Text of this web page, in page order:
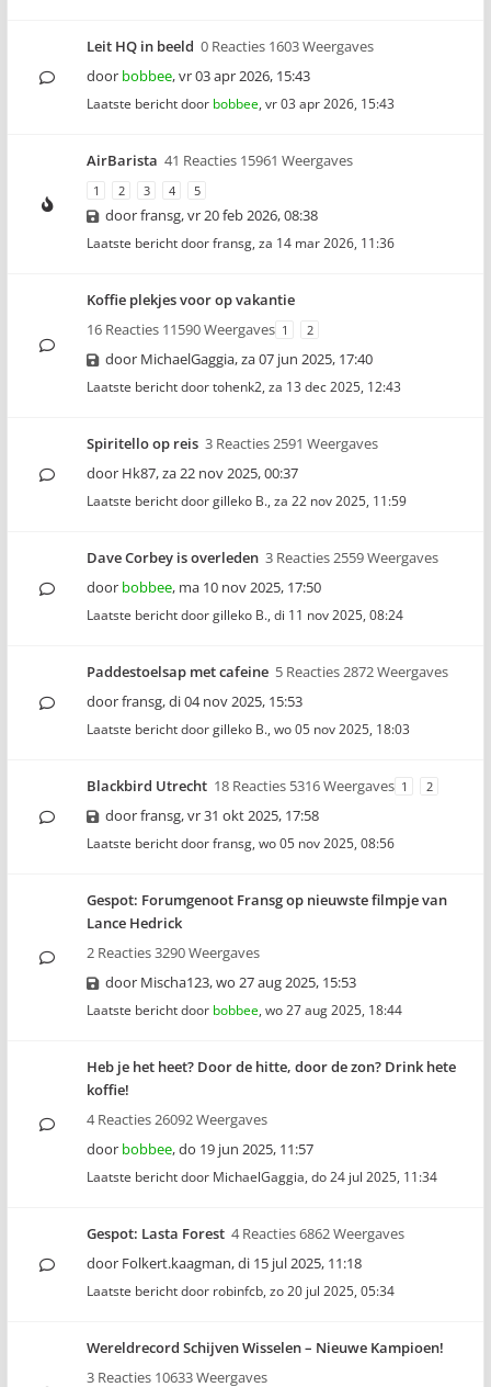
Leit HQ in beeld 0 Reacties 1603 Weergaves
door bobbee,vr 03 apr 2026, 15:43
Laatste bericht door bobbee, vr 03 apr 2026, 15:43
AirBarista 41 Reacties 15961 Weergaves
1 2 3 4 5
doorfransg,vr 20 feb 2026, 08:38
Laatste bericht doorfransg, za 14 mar 2026, 11:36
Koffie plekjes voor op vakantie
16 Reacties 11590 Weergaves 1 2
door MichaelGaggia,za 07 jun 2025, 17:40
Laatste bericht doortohenk2, za 13 dec 2025, 12:43
Spiritello op reis 3 Reacties 2591 Weergaves
door Hk87,za 22 nov 2025, 00:37
Laatste bericht doorgilleko B., za 22 nov 2025, 11:59
Dave Corbey is overleden 3 Reacties 2559 Weergaves
door bobbee, ma 10 nov 2025, 17:50
Laatste bericht doorgilleko B., di 11 nov 2025, 08:24
Paddestoelsap met cafeine 5 Reacties 2872 Weergaves
doorfransg,di 04 nov 2025, 15:53
Laatste bericht doorgilleko B., wo 05 nov 2025, 18:03
Blackbird Utrecht 18 Reacties 5316 Weergaves 1 2
doorfransg,vr 31 okt 2025, 17:58
Laatste bericht doorfransg, wo 05 nov 2025, 08:56
Gespot: Forumgenoot Fransg op nieuwste filmpje van
Lance Hedrick
2 Reacties 3290 Weergaves
door Mischa123,wo 27 aug 2025, 15:53
Laatste bericht door bobbee, wo 27 aug 2025, 18:44
Heb je het heet? Door de hitte, door de zon? Drink hete
koffie!
4 Reacties 26092 Weergaves
door bobbee,do 19 jun 2025, 11:57
Laatste bericht door MichaelGaggia, do 24 jul 2025, 11:34
Gespot: Lasta Forest 4 Reacties 6862 Weergaves
door Folkert.kaagman,di 15 jul 2025, 11:18
Laatste bericht door robinfcb, zo 20 jul 2025, 05:34
Wereldrecord Schijven Wisselen – Nieuwe Kampioen!
3 Reacties 10633 Weergaves